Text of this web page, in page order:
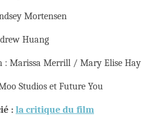
Mortensen
Huang
: Marissa Merrill / Mary Elise
Studios et Future You
: la critique du film